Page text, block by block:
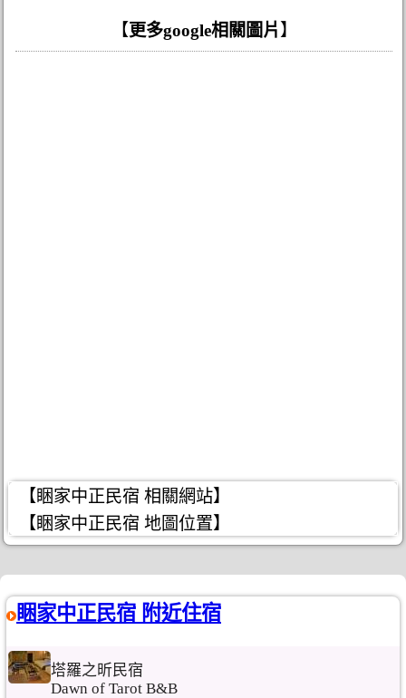
【 更多google相關圖片 】
【睏家中正民宿 相關網站】
【睏家中正民宿 地圖位置】
睏家中正民宿 附近住宿
塔羅之昕民宿
Dawn of Tarot B&B